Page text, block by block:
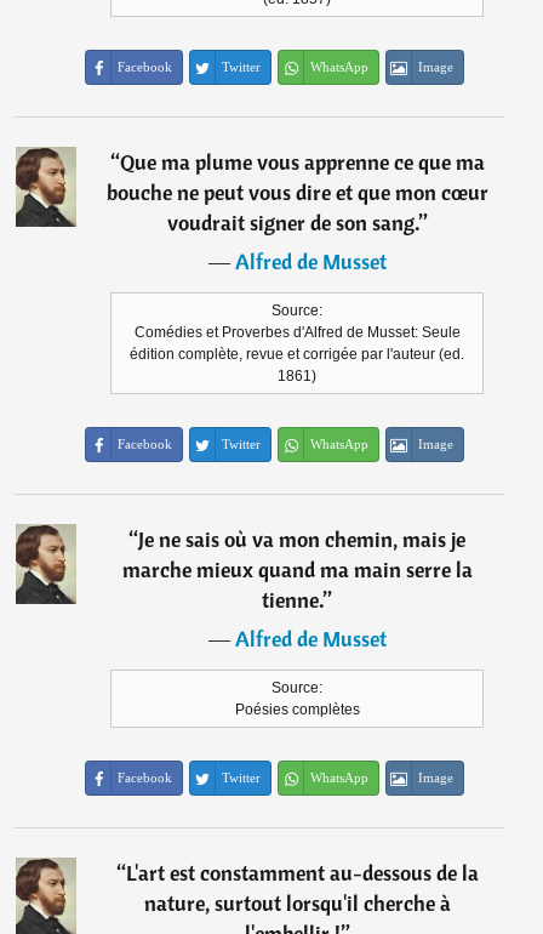
Facebook Twitter WhatsApp Image
“Que ma plume vous apprenne ce que ma
bouche ne peut vous dire et que mon cœur
voudrait signer de son sang.”
―Alfred de Musset
Source:
Comédies et Proverbes d'Alfred de Musset: Seule
édition complète, revue et corrigée par l'auteur (ed.
1861)
Facebook Twitter WhatsApp Image
“Je ne sais où va mon chemin, mais je
marche mieux quand ma main serre la
tienne.”
―Alfred de Musset
Source:
Poésies complètes
Facebook Twitter WhatsApp Image
“L'art est constamment au-dessous de la
nature, surtout lorsqu'il cherche à